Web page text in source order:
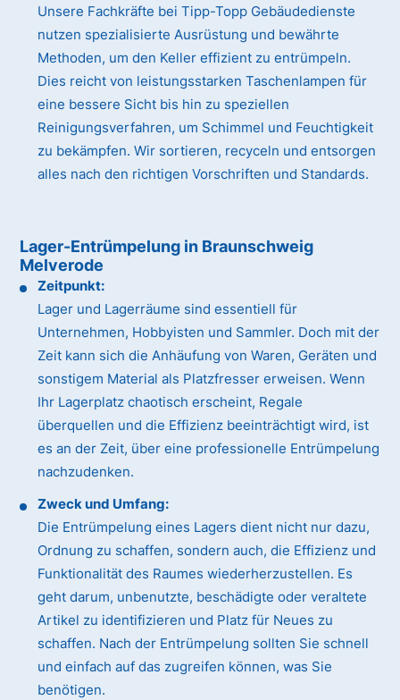
Unsere Fachkräfte bei Tipp-Topp Gebäudedienste
nutzen spezialisierte Ausrüstung und bewährte
Methoden, um den Keller effizient zu entrümpeln.
Dies reicht von leistungsstarken Taschenlampen für
eine bessere Sicht bis hin zu speziellen
Reinigungsverfahren, um Schimmel und Feuchtigkeit
zu bekämpfen. Wir sortieren, recyceln und entsorgen
alles nach den richtigen Vorschriften und Standards.
Lager-Entrümpelung in Braunschweig
Melverode
Zeitpunkt:
Lager und Lagerräume sind essentiell für
Unternehmen, Hobbyisten und Sammler. Doch mit der
Zeit kann sich die Anhäufung von Waren, Geräten und
sonstigem Material als Platzfresser erweisen. Wenn
Ihr Lagerplatz chaotisch erscheint, Regale
überquellen und die Effizienz beeinträchtigt wird, ist
es an der Zeit, über eine professionelle Entrümpelung
nachzudenken.
Zweck und Umfang:
Die Entrümpelung eines Lagers dient nicht nur dazu,
Ordnung zu schaffen, sondern auch, die Effizienz und
Funktionalität des Raumes wiederherzustellen. Es
geht darum, unbenutzte, beschädigte oder veraltete
Artikel zu identifizieren und Platz für Neues zu
schaffen. Nach der Entrümpelung sollten Sie schnell
und einfach auf das zugreifen können, was Sie
benötigen.